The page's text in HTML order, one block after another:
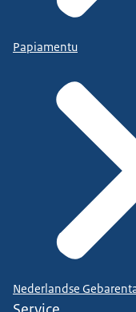
Papiamentu
Nederlandse